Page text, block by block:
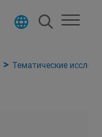
Тематические